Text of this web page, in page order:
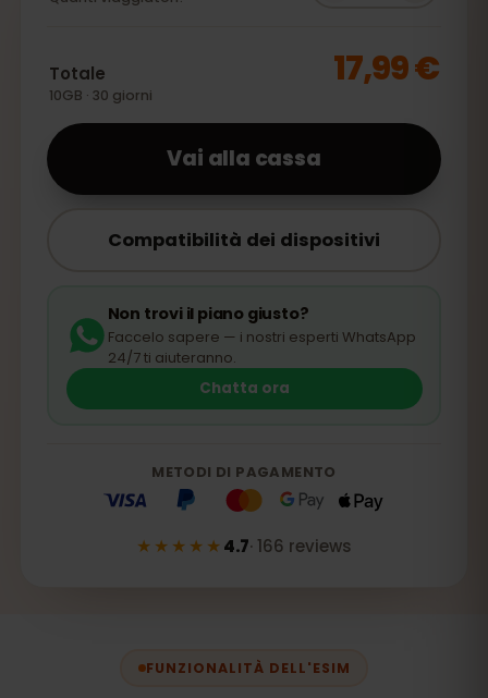
Totale
10GB · 30 giorni
17,99 €
Vai alla cassa
Compatibilità dei dispositivi
Non trovi il piano giusto?
Faccelo sapere — i nostri esperti WhatsApp
24/7 ti aiuteranno.
Chatta ora
METODI DI PAGAMENTO
★★★★★4.7· 166 reviews
FUNZIONALITÀ DELL'ESIM